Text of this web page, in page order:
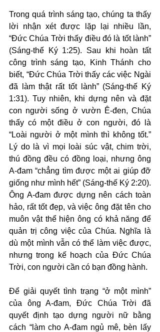
Trong quá trình sáng tạo, chúng ta thấy
lời nhận xét được lặp lại nhiều lần,
“Đức Chúa Trời thấy điều đó là tốt lành”
(Sáng-thế Ký 1:25). Sau khi hoàn tất
công trình sáng tạo, Kinh Thánh cho
biết, “Đức Chúa Trời thấy các việc Ngài
đã làm thật rất tốt lành” (Sáng-thế Ký
1:31). Tuy nhiên, khi dựng nên và đặt
con người sống ở vườn Ê-đen, Chúa
thấy có một điều ở con người, đó là
“Loài người ở một mình thì không tốt.”
Lý do là vì mọi loài súc vật, chim trời,
thú đồng đều có đồng loại, nhưng ông
A-đam “chẳng tìm được một ai giúp đỡ
giống như mình hết” (Sáng-thế Ký 2:20).
Ông A-đam được dựng nên cách toàn
hảo, rất tốt đẹp, và việc ông đặt tên cho
muôn vật thể hiện ông có khả năng để
quản trị công việc của Chúa. Nghĩa là
dù một mình vẫn có thể làm việc được,
nhưng trong kế hoạch của Đức Chúa
Trời, con người cần có bạn đồng hành.
Để giải quyết tình trạng “ở một mình”
của ông A-đam, Đức Chúa Trời đã
quyết định tạo dựng người nữ bằng
cách “làm cho A-đam ngủ mê, bèn lấy